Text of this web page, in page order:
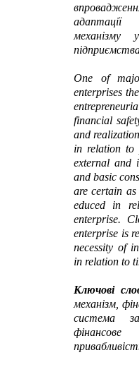
адаптації
механізму
One of
enterprises
financial
and
in relation to
external and
and basic
are certain
educed in
enterprise.
enterprise is
necessity of
in relation to
Ключові
механізм,
система